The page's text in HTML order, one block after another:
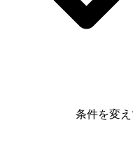
条件を変